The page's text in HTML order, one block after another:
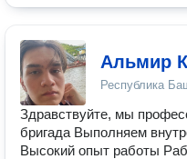
Альмир
Республика
Здравствуйте, мы
бригада Выполняем
Высокий опыт работы